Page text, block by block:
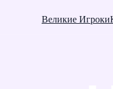
Великие Игроки